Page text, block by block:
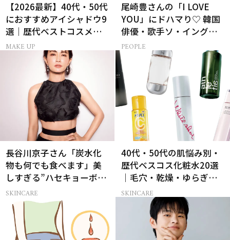
【2026最新】40代・50代
におすすめアイシャドウ9
選｜歴代ベストコスメ受
賞まとめ
MAKE UP
尾崎豊さんの「I LOVE
YOU」にドハマり♡ 韓国
俳優・歌手ソ・イングク
さんの音楽がすべての人
生って？
PEOPLE
長谷川京子さん「炭水化
物も何でも食べます」美
しすぎる”ハセキョーボデ
ィ”を作る秘訣
SKINCARE
40代・50代の肌悩み別・
歴代ベスコス化粧水20選
｜毛穴・乾燥・ゆらぎな
ど
SKINCARE